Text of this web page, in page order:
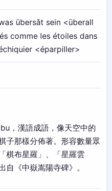
übersǎt sein <überall
comme les étoiles dans
<éparpiller>
，漢語成語，像天空中的
子那樣分佈著。形容數量眾
棋布星羅」、「星羅雲
自《中嶽嵩陽寺碑》。